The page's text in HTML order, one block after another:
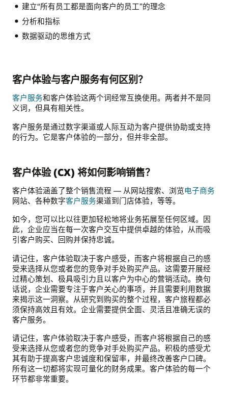
建立“所有员工都是面向客户的员工”的理念
分析和指标
数据驱动的思维方式
客户体验与客户服务有何区别？
客户服务和客户体验这两个词经常互换使用。两者并不是同
义词，但具有相关性。
客户服务是通过数字渠道或人际互动为客户提供协助或支持
的行为。它是客户体验的一部分，但并非全部。
客户体验 (CX) 将如何影响销售？
客户体验涵盖了整个销售流程 — 从网站搜索、浏览电子商务
网站、各种数字客户服务渠道到门店体验，等等。
如今，您可以比以往更加轻松地将业务拓展至任何区域。因
此，企业应当在每一次客户交互中提供卓越的体验，从而吸
引客户购买、回购并保持忠诚。
请记住，客户体验取决于客户感受，而客户将根据自己的感
受来选择从您或者您的竞争对手处购买产品。这需要开展经
过精心策划、极具吸引力且以客户为中心的营销活动。换句
话说，企业需要专注于客户关心的事项，并且需要利用数据
来揭示这一洞察。从研究到购买的整个过程，客户旅程都必
须保持高效且有效。企业需要提供全面、灵活且准确无误的
客户服务。
请记住，客户体验取决于客户感受，而客户将根据自己的感
受来选择从您或者您的竞争对手处购买产品。积极的感受尤
其有助于提高客户忠诚度和保留率，并最终改善客户口碑。
所有这一切都将实现可量化的财务成果。客户体验的每一个
环节都非常重要。